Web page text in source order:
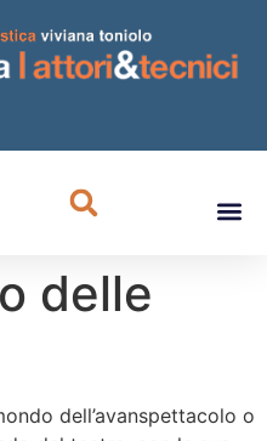
delle
dell’avanspettacolo o